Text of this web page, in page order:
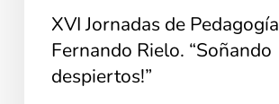
despiertos!”
XVI Jornadas de Pedagogía
Fernando Rielo. “Soñando
despiertos!”